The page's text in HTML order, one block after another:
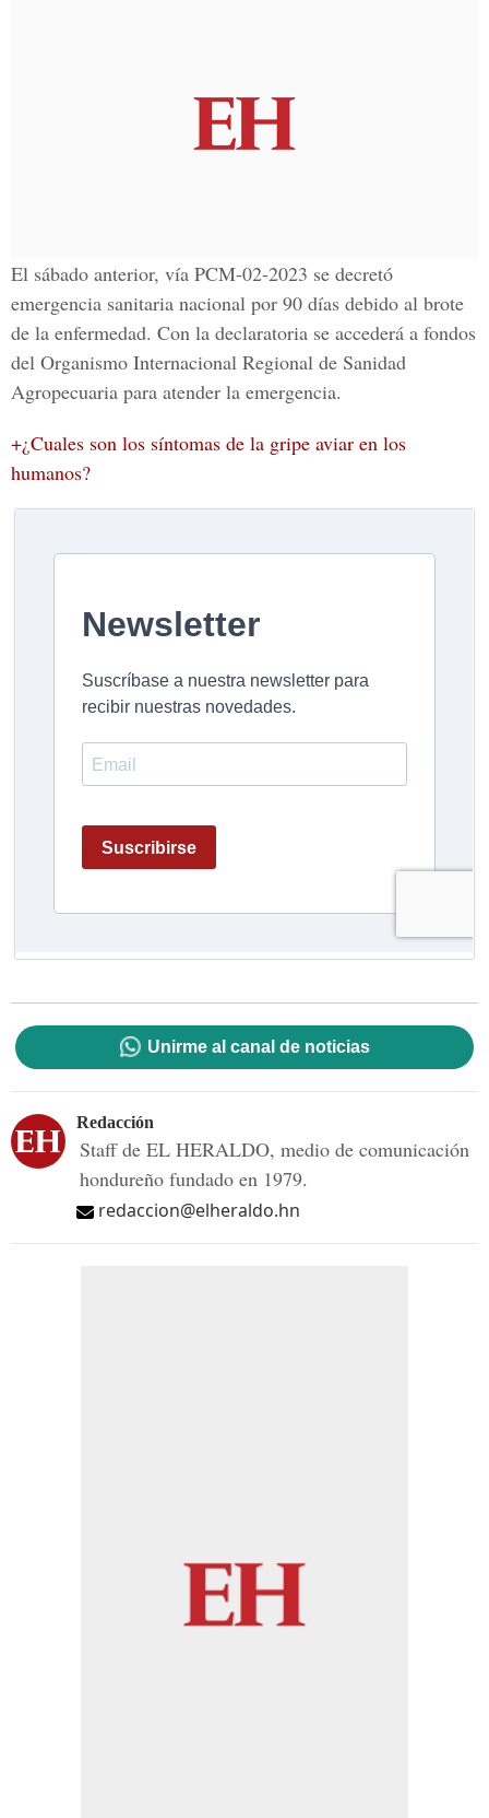
El sábado anterior, vía PCM-02-2023 se decretó
emergencia sanitaria nacional por 90 días debido al brote
de la enfermedad. Con la declaratoria se accederá a fondos
del Organismo Internacional Regional de Sanidad
Agropecuaria para atender la emergencia.
+¿Cuales son los síntomas de la gripe aviar en los
humanos?
Unirme al canal de noticias
Redacción
Staff de EL HERALDO, medio de comunicación
hondureño fundado en 1979.
redaccion@elheraldo.hn